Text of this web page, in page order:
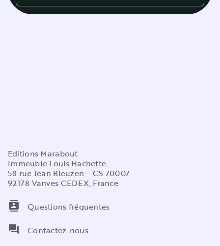
Editions Marabout
Immeuble Louis Hachette
58 rue Jean Bleuzen – CS 70007
92178 Vanves CEDEX, France
contacts
Questions fréquentes
question_answer
Contactez-nous